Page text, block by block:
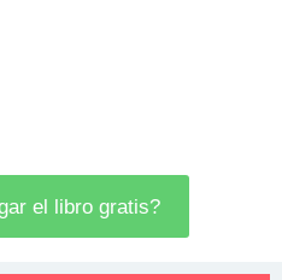
el libro gratis?